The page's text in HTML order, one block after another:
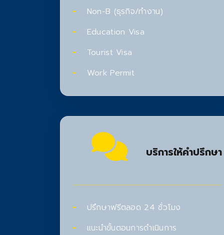
Non-B (ธุรกิจ/ทำงาน)
Education Visa
Tourist Visa
Work Permit
บริการให้คำปรึกษา
ปรึกษาฟรีตลอด 24 ชั่วโมง
แนะนำขั้นตอนการดำเนินการ